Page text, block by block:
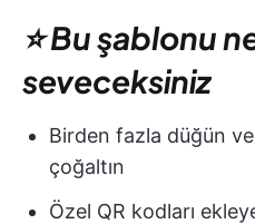
⭐ Bu şablonu
seveceksiniz
Birden fazla düğün
çoğaltın
Özel QR kodları